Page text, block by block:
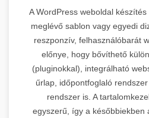
A WordPress weboldal
meglévő sablon vagy egyedi
reszponzív, felhasználóbarát
előnye, hogy bővíthető
(pluginokkal), integrálható
űrlap, időpontfoglaló
rendszer is. A
egyszerű, így a későbbiekben